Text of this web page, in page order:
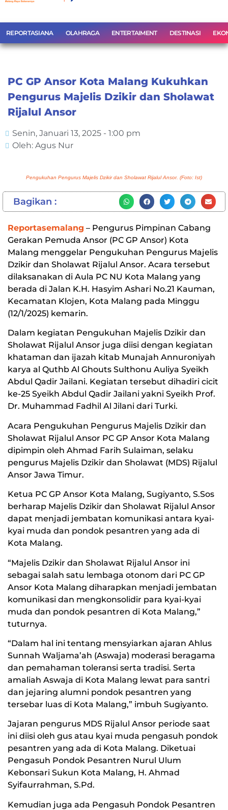
REPORTASIANA OLAHRAGA ENTERTAIMENT DESTINASI
PC GP Ansor Kota Malang Kukuhkan
Pengurus Majelis Dzikir dan Sholawat
Rijalul Ansor
Senin, Januari 13, 2025 - 1:00 pm
Oleh: Agus Nur
Pengukuhan Pengurus Majelis Dzikir dan Sholawat Rijalul Ansor. (Foto: Ist)
Bagikan :
Reportasemalang – Pengurus Pimpinan Cabang
Gerakan Pemuda Ansor (PC GP Ansor) Kota
Malang menggelar Pengukuhan Pengurus Majelis
Dzikir dan Sholawat Rijalul Ansor. Acara tersebut
dilaksanakan di Aula PC NU Kota Malang yang
berada di Jalan K.H. Hasyim Ashari No.21 Kauman,
Kecamatan Klojen, Kota Malang pada Minggu
(12/1/2025) kemarin.
Dalam kegiatan Pengukuhan Majelis Dzikir dan
Sholawat Rijalul Ansor juga diisi dengan kegiatan
khataman dan ijazah kitab Munajah Annuroniyah
karya al Quthb Al Ghouts Sulthonu Auliya Syeikh
Abdul Qadir Jailani. Kegiatan tersebut dihadiri cicit
ke-25 Syeikh Abdul Qadir Jailani yakni Syeikh Prof.
Dr. Muhammad Fadhil Al Jilani dari Turki.
Acara Pengukuhan Pengurus Majelis Dzikir dan
Sholawat Rijalul Ansor PC GP Ansor Kota Malang
dipimpin oleh Ahmad Farih Sulaiman, selaku
pengurus Majelis Dzikir dan Sholawat (MDS) Rijalul
Ansor Jawa Timur.
Ketua PC GP Ansor Kota Malang, Sugiyanto, S.Sos
berharap Majelis Dzikir dan Sholawat Rijalul Ansor
dapat menjadi jembatan komunikasi antara kyai-
kyai muda dan pondok pesantren yang ada di
Kota Malang.
“Majelis Dzikir dan Sholawat Rijalul Ansor ini
sebagai salah satu lembaga otonom dari PC GP
Ansor Kota Malang diharapkan menjadi jembatan
komunikasi dan mengkonsolidir para kyai-kyai
muda dan pondok pesantren di Kota Malang,”
tuturnya.
“Dalam hal ini tentang mensyiarkan ajaran Ahlus
Sunnah Waljama’ah (Aswaja) moderasi beragama
dan pemahaman toleransi serta tradisi. Serta
amaliah Aswaja di Kota Malang lewat para santri
dan jejaring alumni pondok pesantren yang
tersebar luas di Kota Malang,” imbuh Sugiyanto.
Jajaran pengurus MDS Rijalul Ansor periode saat
ini diisi oleh gus atau kyai muda pengasuh pondok
pesantren yang ada di Kota Malang. Diketuai
Pengasuh Pondok Pesantren Nurul Ulum
Kebonsari Sukun Kota Malang, H. Ahmad
Syifaurrahman, S.Pd.
Kemudian juga ada Pengasuh Pondok Pesantren